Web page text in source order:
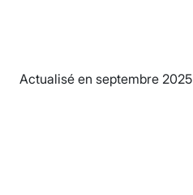
Actualisé en septembre 2025